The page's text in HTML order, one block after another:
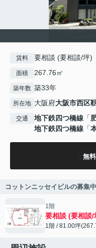
賃料 要相談 (要相談/
面積 267.76㎡
築年数 築33年
所在地 大阪府大阪市西区
交通 地下鉄四つ橋線 「
地下鉄四つ橋線 「
無料
コットンニッセイビルの募集
1階
要相談 (要相談/
1階 / 81.00坪